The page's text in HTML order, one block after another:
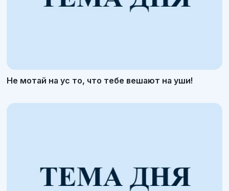
Не мотай на ус то, что тебе вешают на уши!